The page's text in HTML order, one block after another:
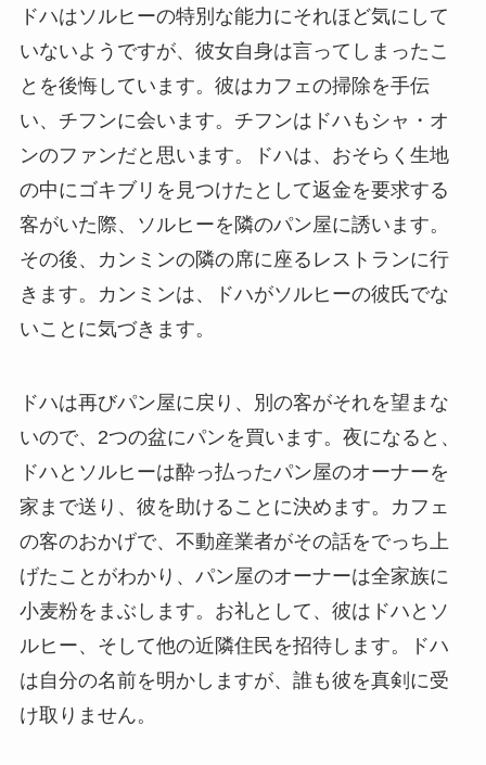
ドハはソルヒーの特別な能力にそれほど気にして
いないようですが、彼女自身は言ってしまったこ
とを後悔しています。彼はカフェの掃除を手伝
い、チフンに会います。チフンはドハもシャ・オ
ンのファンだと思います。ドハは、おそらく生地
の中にゴキブリを見つけたとして返金を要求する
客がいた際、ソルヒーを隣のパン屋に誘います。
その後、カンミンの隣の席に座るレストランに行
きます。カンミンは、ドハがソルヒーの彼氏でな
いことに気づきます。
ドハは再びパン屋に戻り、別の客がそれを望まな
いので、2つの盆にパンを買います。夜になると、
ドハとソルヒーは酔っ払ったパン屋のオーナーを
家まで送り、彼を助けることに決めます。カフェ
の客のおかげで、不動産業者がその話をでっち上
げたことがわかり、パン屋のオーナーは全家族に
小麦粉をまぶします。お礼として、彼はドハとソ
ルヒー、そして他の近隣住民を招待します。ドハ
は自分の名前を明かしますが、誰も彼を真剣に受
け取りません。